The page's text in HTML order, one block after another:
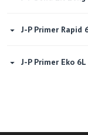
J-P Primer Rapid
J-P Primer Eko 6L